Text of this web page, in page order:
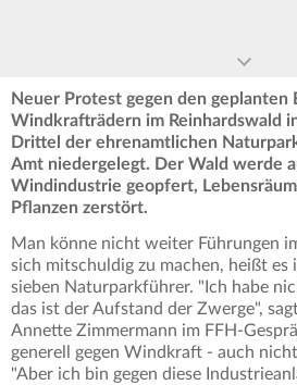
Neuer Protest gegen den geplanten
Windkrafträdern im Reinhardswald
Drittel der ehrenamtlichen
Amt niedergelegt. Der Wald werde
Windindustrie geopfert,
Pflanzen zerstört.
Man könne nicht weiter Führungen
sich mitschuldig zu machen, heißt
sieben Naturparkführer. "Ich habe
das ist der Aufstand der Zwerge",
Annette Zimmermann im FFH-
generell gegen Windkraft - auch
"Aber ich bin gegen diese